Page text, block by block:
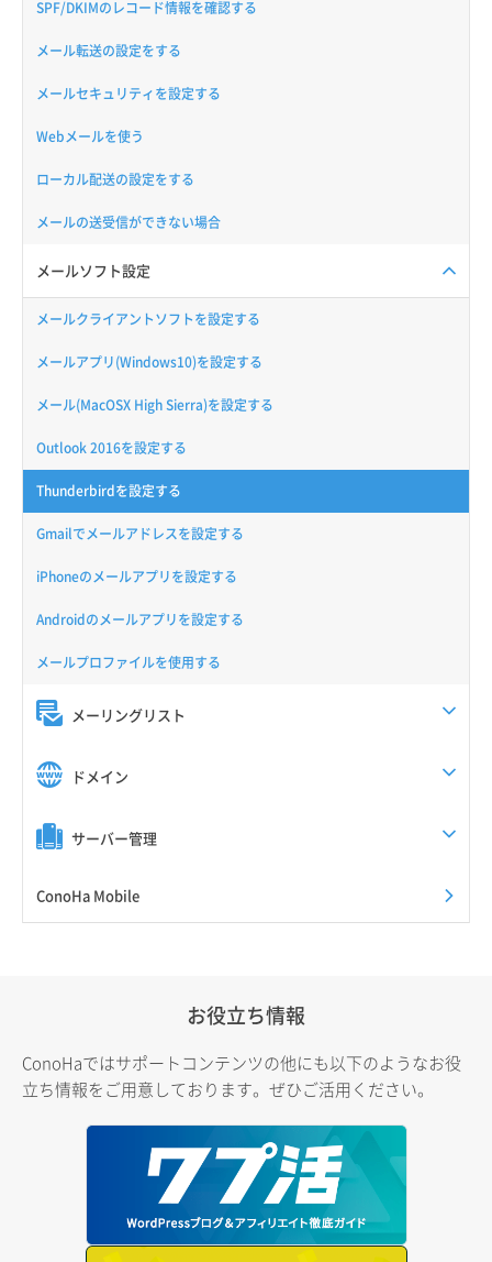
SPF/DKIMのレコード情報を確認する
メール転送の設定をする
メールセキュリティを設定する
Webメールを使う
ローカル配送の設定をする
メールの送受信ができない場合
メールソフト設定
メールクライアントソフトを設定する
メールアプリ(Windows10)を設定する
メール(MacOSX High Sierra)を設定する
Outlook 2016を設定する
Thunderbirdを設定する
Gmailでメールアドレスを設定する
iPhoneのメールアプリを設定する
Androidのメールアプリを設定する
メールプロファイルを使用する
メーリングリスト
ドメイン
サーバー管理
ConoHa Mobile
お役立ち情報
ConoHaではサポートコンテンツの他にも以下のようなお役
立ち情報をご用意しております。ぜひご活用ください。